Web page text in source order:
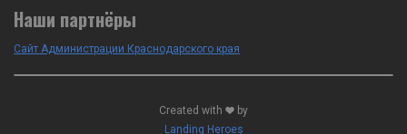
Наши партнёры
Сайт Администрации Краснодарского края
Created with
by
Landing Heroes